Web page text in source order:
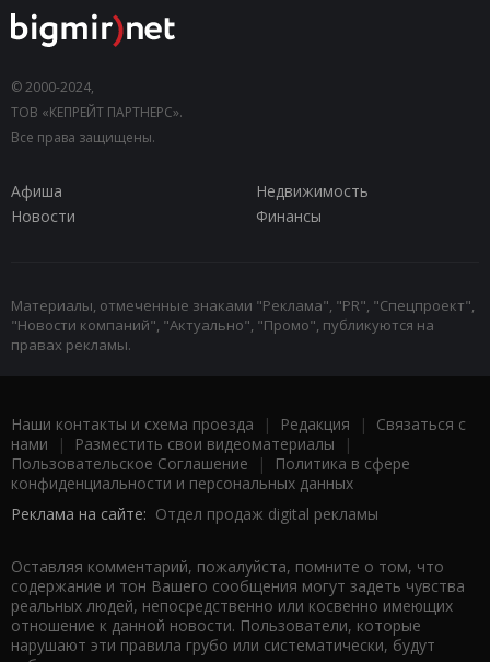
© 2000-2024,
ТОВ «КЕПРЕЙТ ПАРТНЕРС».
Все права защищены.
Афиша
Недвижимость
Новости
Финансы
Материалы, отмеченные знаками "Реклама", "PR", "Спецпроект",
"Новости компаний", "Актуально", "Промо", публикуются на
правах рекламы.
Наши контакты и схема проезда | Редакция | Связаться с
нами | Разместить свои видеоматериалы |
Пользовательское Соглашение |
Политика в сфере
конфиденциальности и персональных данных
Реклама на сайте: Отдел продаж digital рекламы
Оставляя комментарий, пожалуйста, помните о том, что
содержание и тон Вашего сообщения могут задеть чувства
реальных людей, непосредственно или косвенно имеющих
отношение к данной новости. Пользователи, которые
нарушают эти правила грубо или систематически, будут